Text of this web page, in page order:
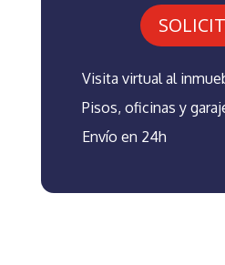
Visita virtual al
Pisos, oficinas y
Envío en 24h